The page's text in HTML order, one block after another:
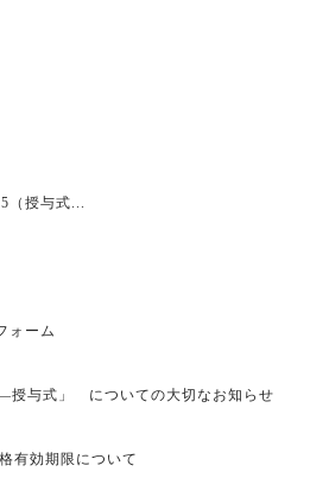
（授与式...
ォーム
与式」 についての大切なお知らせ
有効期限について